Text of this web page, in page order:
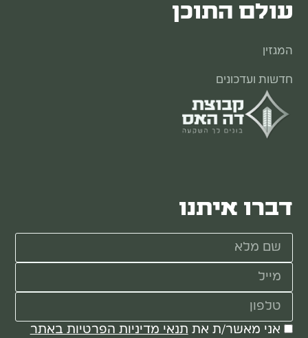
עולם התוכן
המגזין
חדשות ועדכונים
דברו איתנו
אני מאשר/ת את תנאי מדיניות הפרטיות באתר